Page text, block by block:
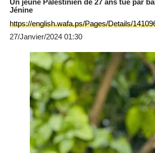
Jénine
https://english.wafa.ps/Pages/Details/
27/Janvier/2024 01:30